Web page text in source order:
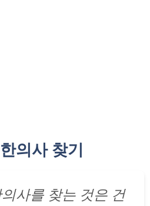
의사 찾기
사를 찾는 것은 건